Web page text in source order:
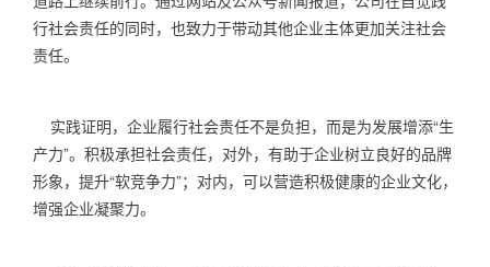
行社会责任的同时，也致力于带动其他企业主体更加关注社会
责任。
实践证明，企业履行社会责任不是负担，而是为发展增添“生
产力”。积极承担社会责任，对外，有助于企业树立良好的品牌
形象，提升“软竞争力”；对内，可以营造积极健康的企业文化，
增强企业凝聚力。